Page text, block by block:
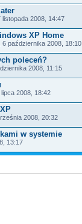
2008, 14:47
XP Home
6 października 2008, 18:10
poleceń?
2008, 11:15
lipca 2008, 18:42
2008, 20:32
w systemie
13:17